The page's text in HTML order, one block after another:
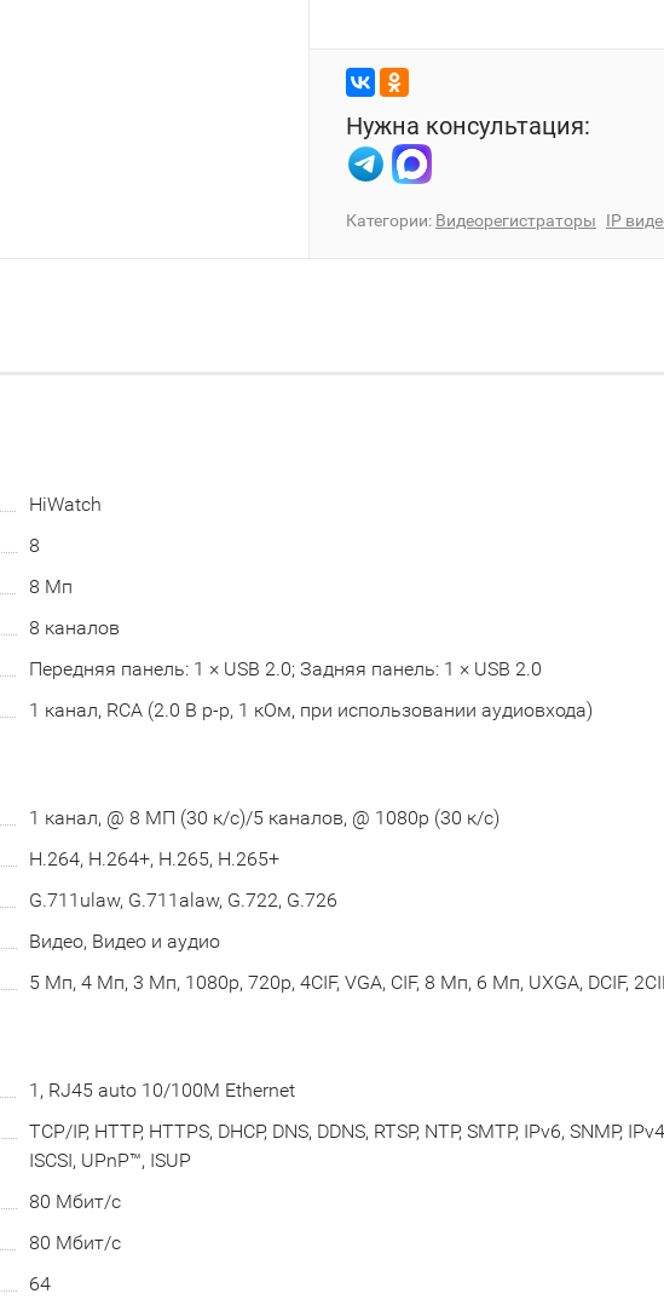
Нужна консультация:
Категории: Видеорегистраторы IP
HiWatch
8
8 Мп
8 каналов
Передняя панель: 1 × USB 2.0; Задняя панель: 1 × USB 2.0
1 канал, RCA (2.0 В p-p, 1 кОм, при использовании аудиовхода)
1 канал, @ 8 МП (30 к/с)/5 каналов, @ 1080p (30 к/с)
H.264, H.264+, H.265, H.265+
G.711ulaw, G.711alaw, G.722, G.726
Видео, Видео и аудио
5 Мп, 4 Мп, 3 Мп, 1080p, 720p, 4CIF, VGA, CIF, 8 Мп, 6 Мп, UXGA, DCIF,
1, RJ45 auto 10/100M Ethernet
TCP/IP, HTTP, HTTPS, DHCP, DNS, DDNS, RTSP, NTP, SMTP, IPv6, SNMP,
ISCSI, UPnP™, ISUP
80 Мбит/с
80 Мбит/с
64